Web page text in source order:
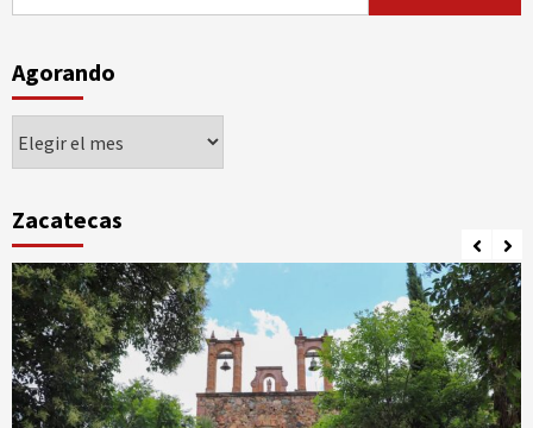
Agorando
Zacatecas